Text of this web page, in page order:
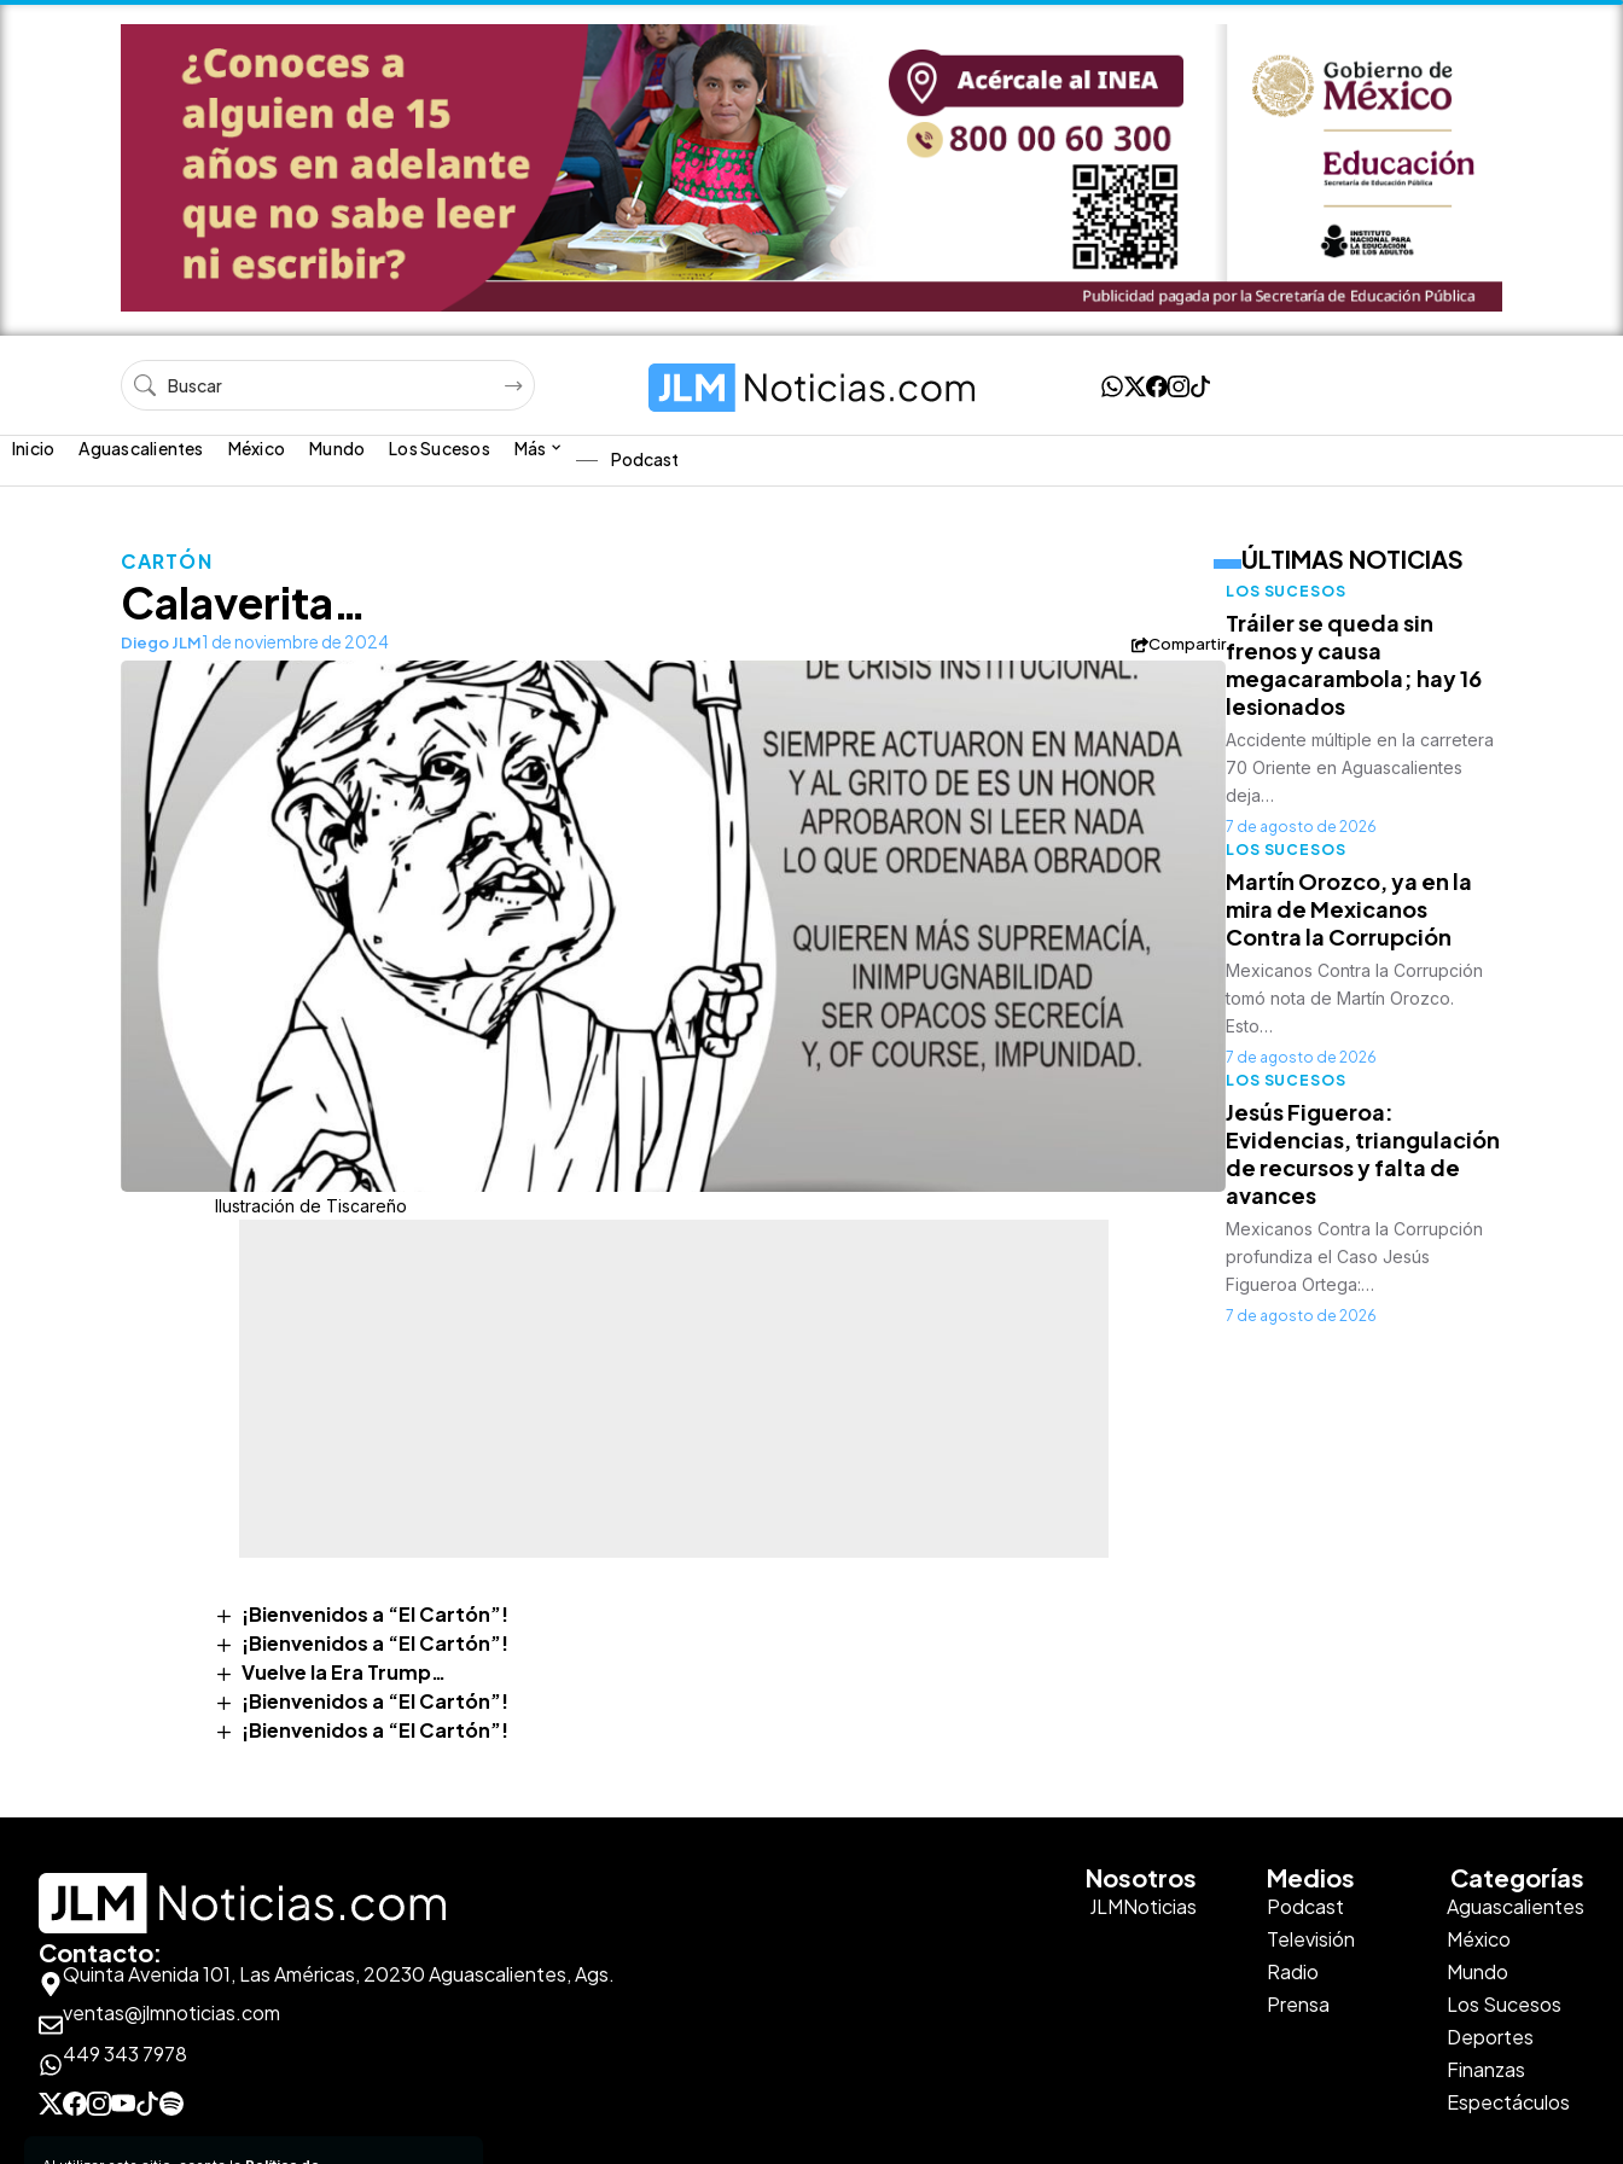
Inicio Aguascalientes México Mundo Los Sucesos Más Podcast
CARTÓN
Calaverita…
Diego JLM1 de noviembre de 2024 Compartir
Ilustración de Tiscareño
¡Bienvenidos a “El Cartón”!
¡Bienvenidos a “El Cartón”!
Vuelve la Era Trump…
¡Bienvenidos a “El Cartón”!
¡Bienvenidos a “El Cartón”!
ÚLTIMAS NOTICIAS
LOS SUCESOS
Tráiler se queda sin
frenos y causa
megacarambola; hay 16
lesionados
Accidente múltiple en la carretera
70 Oriente en Aguascalientes
deja…
7 de agosto de 2026
LOS SUCESOS
Martín Orozco, ya en la
mira de Mexicanos
Contra la Corrupción
Mexicanos Contra la Corrupción
tomó nota de Martín Orozco.
Esto…
7 de agosto de 2026
LOS SUCESOS
Jesús Figueroa:
Evidencias, triangulación
de recursos y falta de
avances
Mexicanos Contra la Corrupción
profundiza el Caso Jesús
Figueroa Ortega:…
7 de agosto de 2026
Contacto:
Quinta Avenida 101, Las Américas, 20230 Aguascalientes, Ags.
ventas@jlmnoticias.com
449 343 7978
Nosotros
JLMNoticias
Medios
Podcast
Televisión
Radio
Prensa
Categorías
Aguascalientes
México
Mundo
Los Sucesos
Deportes
Finanzas
Espectáculos